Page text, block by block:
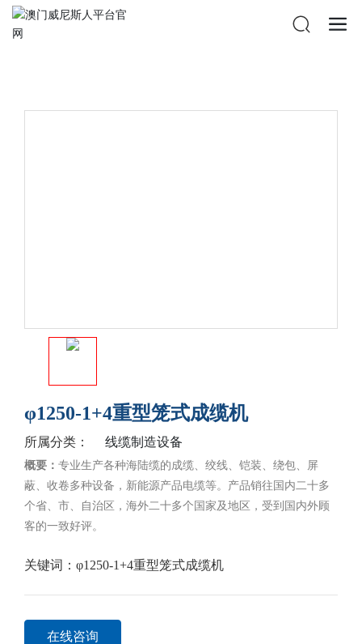
澳门威尼斯人平台官网
φ1250-1+4重型笼式成缆机
所属分类： 线缆制造设备
概要： 专业生产各种海陆缆的成缆、绞线、铠装、绕包、屏
蔽、收卷多种设备，新能源产品电缆等。产品销往国内二十多
个省、市、自治区，海外二十多个国家及地区，受到国内外顾
客的一致好评。
关键词： φ1250-1+4重型笼式成缆机
在线咨询